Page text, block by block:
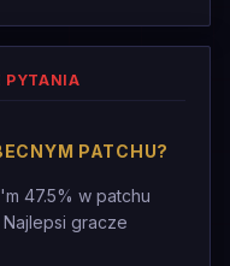
PYTANIA
PATCHU?
47.5% w patchu
gracze